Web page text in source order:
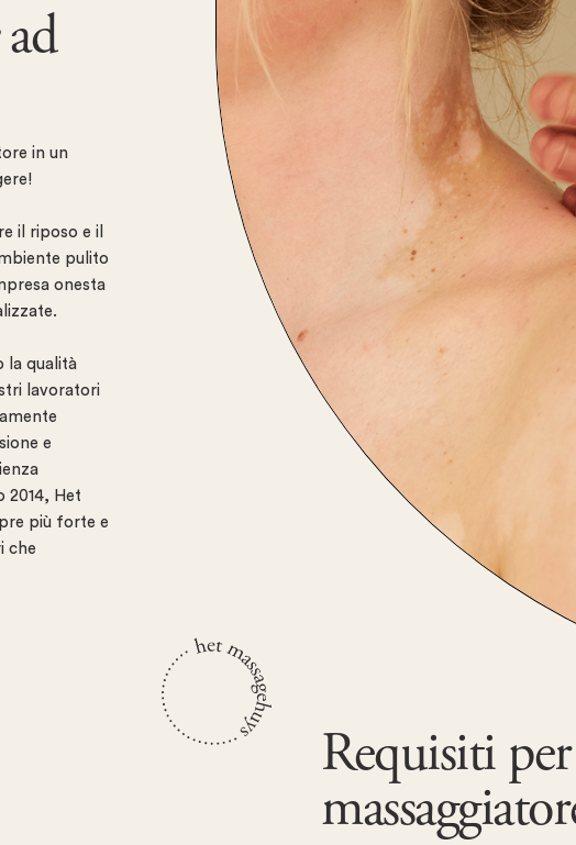
ad
in un
il riposo e il
pulito
onesta
la qualità
lavoratori
e
2014, Het
più forte e
che
Requisiti